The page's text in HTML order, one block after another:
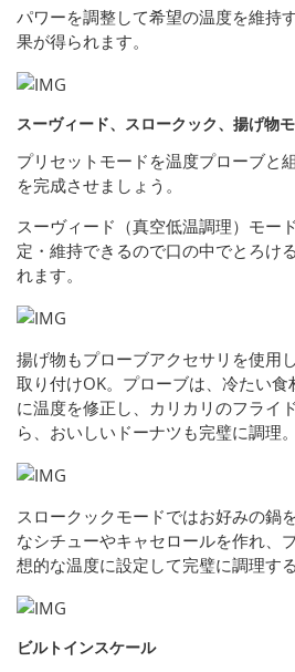
パワーを調整して希望の温度を維持
果が得られます。
スーヴィード、スロークック、揚げ物
プリセットモードを温度プローブと
を完成させましょう。
スーヴィード（真空低温調理）モー
定・維持できるので口の中でとろけ
れます。
揚げ物もプローブアクセサリを使用
取り付けOK。プローブは、冷たい
に温度を修正し、カリカリのフライ
ら、おいしいドーナツも完璧に調理。
スロークックモードではお好みの鍋
なシチューやキャセロールを作れ、
想的な温度に設定して完璧に調理す
ビルトインスケール